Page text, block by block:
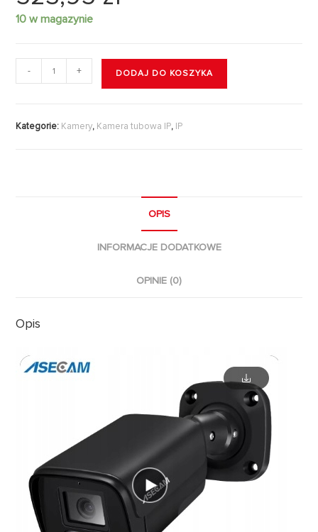
10 w magazynie
- + DODAJ DO KOSZYKA
Kategorie: Kamery, Kamera tubowa IP, IP
OPIS
INFORMACJE DODATKOWE
OPINIE (0)
Opis